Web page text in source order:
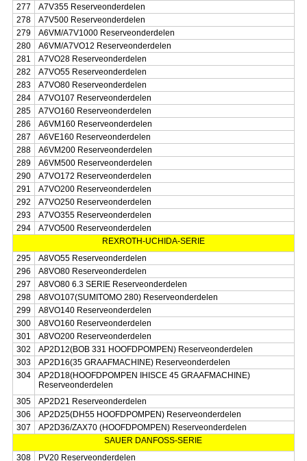
277
A7V355 Reserveonderdelen
278
A7V500 Reserveonderdelen
279
A6VM/A7V1000 Reserveonderdelen
280
A6VM/A7VO12 Reserveonderdelen
281
A7VO28 Reserveonderdelen
282
A7VO55 Reserveonderdelen
283
A7VO80 Reserveonderdelen
284
A7VO107 Reserveonderdelen
285
A7VO160 Reserveonderdelen
286
A6VM160 Reserveonderdelen
287
A6VE160 Reserveonderdelen
288
A6VM200 Reserveonderdelen
289
A6VM500 Reserveonderdelen
290
A7VO172 Reserveonderdelen
291
A7VO200 Reserveonderdelen
292
A7VO250 Reserveonderdelen
293
A7VO355 Reserveonderdelen
294
A7VO500 Reserveonderdelen
REXROTH-UCHIDA-SERIE
295
A8VO55 Reserveonderdelen
296
A8VO80 Reserveonderdelen
297
A8VO80 6.3 SERIE Reserveonderdelen
298
A8VO107(SUMITOMO 280) Reserveonderdelen
299
A8VO140 Reserveonderdelen
300
A8VO160 Reserveonderdelen
301
A8VO200 Reserveonderdelen
302
AP2D12(BOB 331 HOOFDPOMPEN) Reserveonderdelen
303
AP2D16(35 GRAAFMACHINE) Reserveonderdelen
304
AP2D18(HOOFDPOMPEN IHISCE 45 GRAAFMACHINE)
Reserveonderdelen
305
AP2D21 Reserveonderdelen
306
AP2D25(DH55 HOOFDPOMPEN) Reserveonderdelen
307
AP2D36/ZAX70 (HOOFDPOMPEN) Reserveonderdelen
SAUER DANFOSS-SERIE
308
PV20 Reserveonderdelen